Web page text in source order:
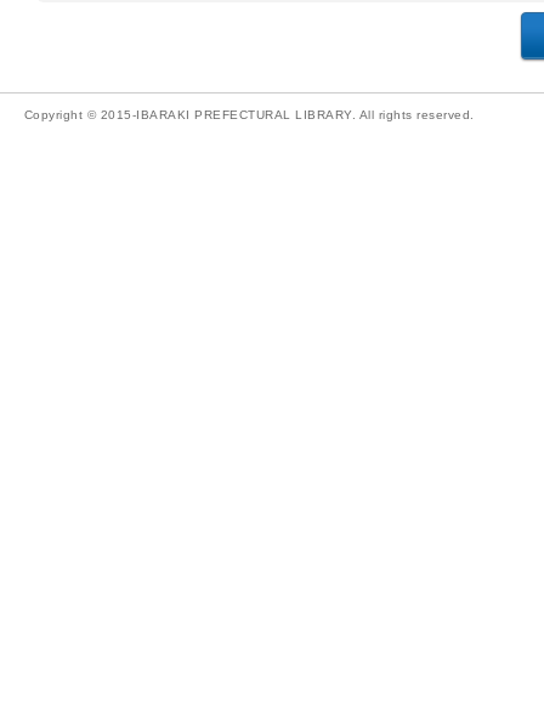
Copyright © 2015-IBARAKI PREFECTURAL LIBRARY. All rights reserved.